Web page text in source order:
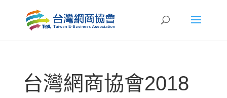
台灣網商協會2018